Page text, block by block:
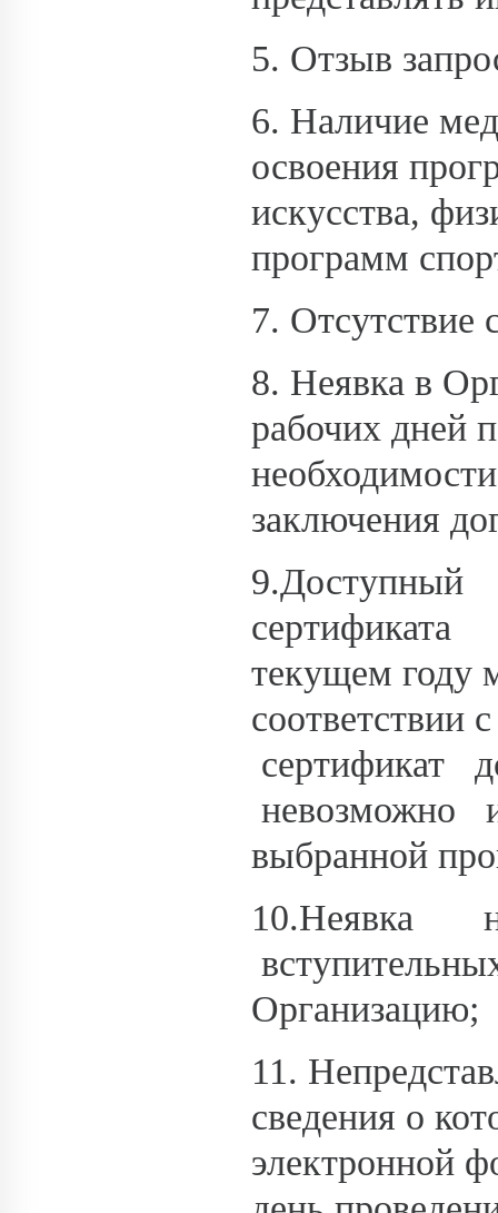
5. Отзыв
6. Наличие
освоения
искусства,
программ
7. Отсутствие
8. Неявка в
рабочих дней
заключения
сертификата
текущем году
соответствии
сертификат
невозможно
выбранной
Организацию;
11.
сведения о
электронной